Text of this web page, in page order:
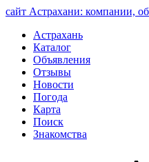
сайт Астрахани: компании,
Астрахань
Каталог
Объявления
Отзывы
Новости
Погода
Карта
Поиск
Знакомства